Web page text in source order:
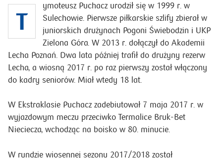
T
ymoteusz Puchacz urodził się w 1999 r. w
Sulechowie. Pierwsze piłkarskie szlify zbierał w
juniorskich drużynach Pogoni Świebodzin i UKP
Zielona Góra. W 2013 r. dołączył do Akademii
Lecha Poznań. Dwa lata później trafił do drużyny rezerw
Lecha, a wiosną 2017 r. po raz pierwszy został włączony
do kadry seniorów. Miał wtedy 18 lat.
W Ekstraklasie Puchacz zadebiutował 7 maja 2017 r. w
wyjazdowym meczu przeciwko Termalice Bruk-Bet
Nieciecza, wchodząc na boisko w 80. minucie.
W rundzie wiosennej sezonu 2017/2018 został